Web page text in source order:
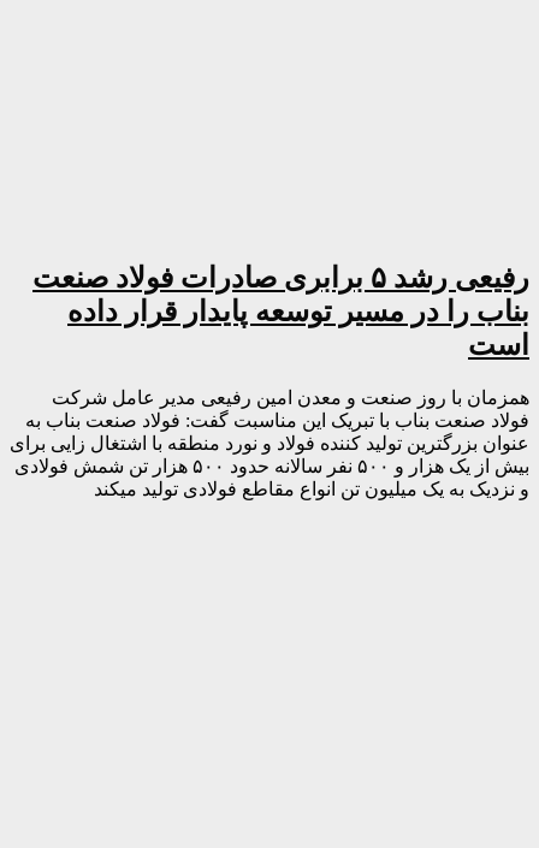
رفیعی رشد ۵ برابری صادرات فولاد صنعت
بناب را در مسیر توسعه پایدار قرار داده
است
همزمان با روز صنعت و معدن امین رفیعی مدیر عامل شرکت
فولاد صنعت بناب با تبریک این مناسبت گفت: فولاد صنعت بناب به
عنوان بزرگترین تولید کننده فولاد و نورد منطقه با اشتغال زایی برای
بیش از یک هزار و ۵۰۰ نفر سالانه حدود ۵۰۰ هزار تن شمش فولادی
و نزدیک به یک میلیون تن انواع مقاطع فولادی تولید میکند